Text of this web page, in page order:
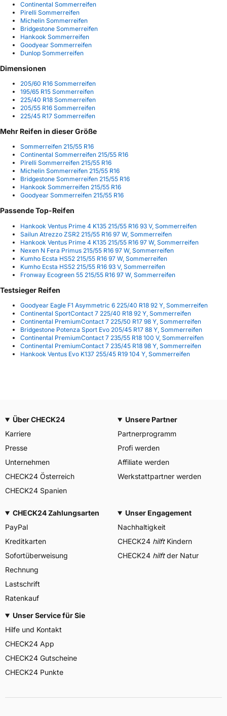
Continental Sommerreifen
Pirelli Sommerreifen
Michelin Sommerreifen
Bridgestone Sommerreifen
Hankook Sommerreifen
Goodyear Sommerreifen
Dunlop Sommerreifen
Dimensionen
205/60 R16 Sommerreifen
195/65 R15 Sommerreifen
225/40 R18 Sommerreifen
205/55 R16 Sommerreifen
225/45 R17 Sommerreifen
Mehr Reifen in dieser Größe
Sommerreifen 215/55 R16
Continental Sommerreifen 215/55 R16
Pirelli Sommerreifen 215/55 R16
Michelin Sommerreifen 215/55 R16
Bridgestone Sommerreifen 215/55 R16
Hankook Sommerreifen 215/55 R16
Goodyear Sommerreifen 215/55 R16
Passende Top-Reifen
Hankook Ventus Prime 4 K135 215/55 R16 93 V, Sommerreifen
Sailun Atrezzo ZSR2 215/55 R16 97 W, Sommerreifen
Hankook Ventus Prime 4 K135 215/55 R16 97 W, Sommerreifen
Nexen N Fera Primus 215/55 R16 97 W, Sommerreifen
Kumho Ecsta HS52 215/55 R16 97 W, Sommerreifen
Kumho Ecsta HS52 215/55 R16 93 V, Sommerreifen
Fronway Ecogreen 55 215/55 R16 97 W, Sommerreifen
Testsieger Reifen
Goodyear Eagle F1 Asymmetric 6 225/40 R18 92 Y, Sommerreifen
Continental SportContact 7 225/40 R18 92 Y, Sommerreifen
Continental PremiumContact 7 225/50 R17 98 Y, Sommerreifen
Bridgestone Potenza Sport Evo 205/45 R17 88 Y, Sommerreifen
Continental PremiumContact 7 235/55 R18 100 V, Sommerreifen
Continental PremiumContact 7 235/45 R18 98 Y, Sommerreifen
Hankook Ventus Evo K137 255/45 R19 104 Y, Sommerreifen
Über CHECK24
Karriere
Presse
Unternehmen
CHECK24 Österreich
CHECK24 Spanien
Unsere Partner
Partnerprogramm
Profi werden
Affiliate werden
Werkstattpartner werden
CHECK24 Zahlungsarten
PayPal
Kreditkarten
Sofortüberweisung
Rechnung
Lastschrift
Ratenkauf
Unser Engagement
Nachhaltigkeit
CHECK24 hilftKindern
CHECK24 hilftder Natur
Unser Service für Sie
Hilfe und Kontakt
CHECK24 App
CHECK24 Gutscheine
CHECK24 Punkte